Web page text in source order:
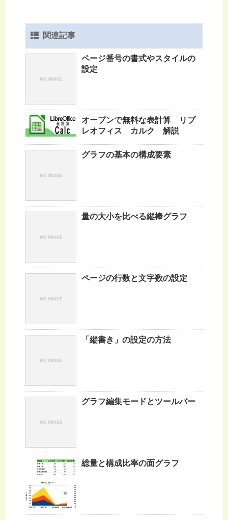
関連記事
ページ番号の書式やスタイルの
設定
オープンで無料な表計算 リブ
レオフィス カルク 解説
グラフの基本の構成要素
量の大小を比べる縦棒グラフ
ページの行数と文字数の設定
「縦書き」の設定の方法
グラフ編集モードとツールバー
総量と構成比率の面グラフ